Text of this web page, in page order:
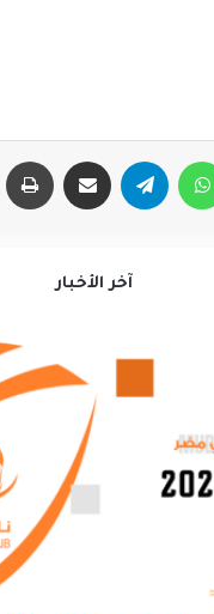
واتساب تيلقرام مشاركة عبر البريد
آخر الأخبار